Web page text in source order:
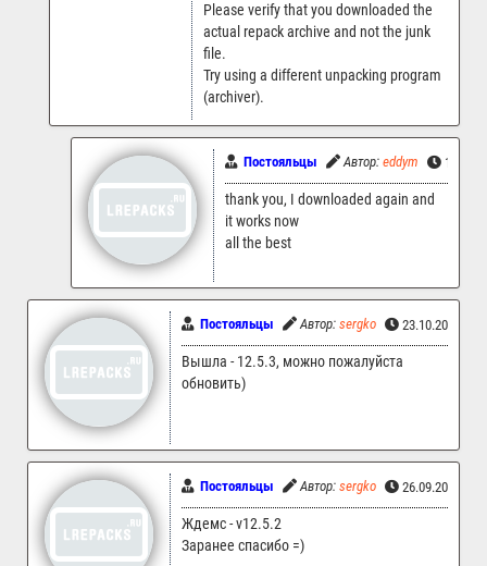
Please verify that you downloaded the
actual repack archive and not the junk
file.
Try using a different unpacking program
(archiver).
Постояльцы Автор: eddym
thank you, I downloaded again and
it works now
all the best
Постояльцы Автор: sergko 23.10.2025
Вышла - 12.5.3, можно пожалуйста
обновить)
Постояльцы Автор: sergko 26.09.2025
Ждемс - v12.5.2
Заранее спасибо =)